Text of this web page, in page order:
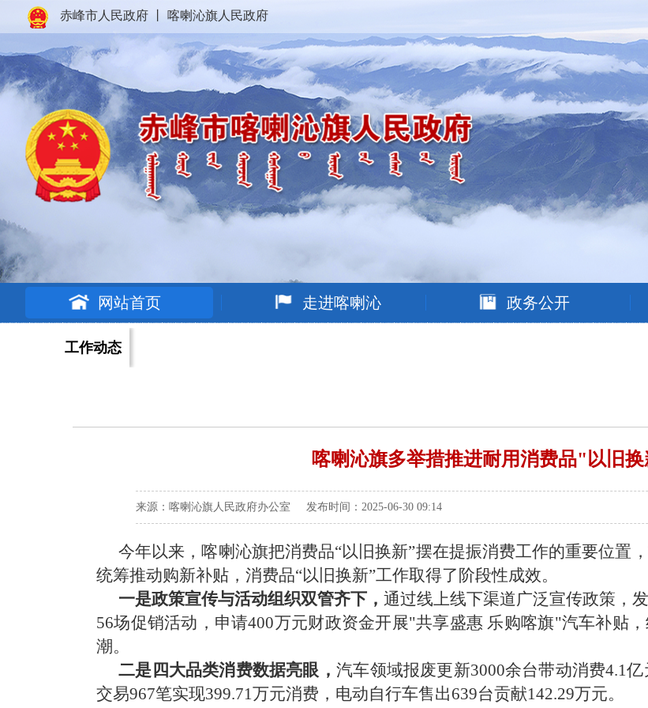
赤峰市人民政府 喀喇沁旗人民政府
网站首页 走进喀喇沁 政务公开
工作动态
喀喇沁旗多举措推进耐用消费品"以旧
来源：喀喇沁旗人民政府办公室 发布时间：2025-06-30 09:14
今年以来， 喀喇沁旗把消费品“以旧换新”摆在提振消费工作的重要位置
统筹推动购新补贴，消费品“以旧换新”工作取得了阶段性成效。
一是政策宣传与活动组织双管齐下‌， 通过线上线下渠道广泛宣传政策，
56场促销活动，申请400万元财政资金开展"共享盛惠 乐购喀旗"汽车补贴
潮。
‌二是四大品类消费数据亮眼‌，汽车领域报废更新3000余台带动消费4.1亿
交易967笔实现399.71万元消费，电动自行车售出639台贡献142.29万元。